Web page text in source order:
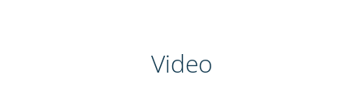
Video